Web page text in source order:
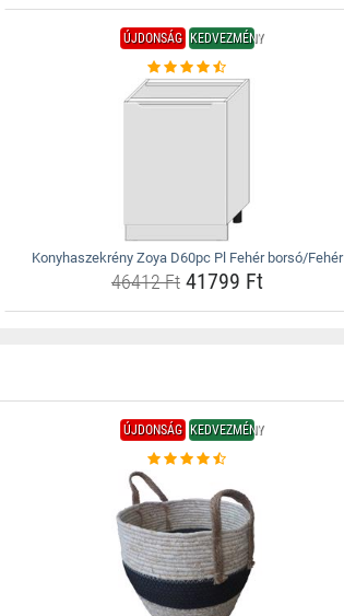
ÚJDONSÁG KEDVEZMÉNY
Konyhaszekrény Zoya D60pc Pl Fehér borsó/Fehér
46412 Ft41799 Ft
ÚJDONSÁG KEDVEZMÉNY